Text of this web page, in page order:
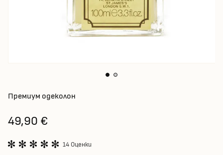
Премиум одеколон
49,90 €
14 Оценки